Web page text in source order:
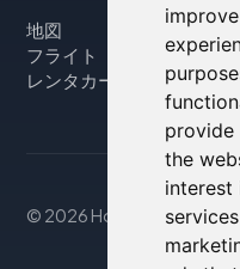
provide
the
interest
地図
フライト
レンタカー
© 2026 Housity.net